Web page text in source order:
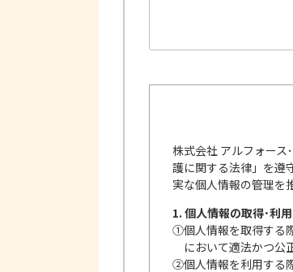
株式会社 アルフォー
護に関する法律」を遵
実な個人情報の管理を
1. 個人情報の取得･利
①個人情報を取得する
において適法かつ公
②個人情報を利用する